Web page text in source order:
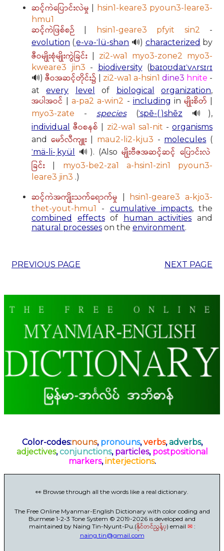
ဆင့်ကဲပြောင်းလဲမှု
hsin1-keare3 pyoun3-leare3-
hmu1
ဆင့်ကဲဖြစ်စဉ် hsin1-geare3 pfyit sin2 -
evolution (ˌe-və-ˈlü-shən 🔊) characterized by
ဇီဝမျိုးစုံမျိုးကွဲခြင်း
zi2-wa1 myo3-zone2 myo3-
kweare3 jin3 - biodiversity(baɪoʊdaɪˈvʌrsɪɾɪ
🔊) ဇီဝအဆင့်တိုင်း၌ zi2-wa1 a-hsin1 dine3 hnite -
atevery level of biological organization,
အပါအဝင် |a-pa2 a-win2 - including in မျိုးစိတ်
myo3-zate - species(ˈspē-(ˌ)shēz 🔊),
individual
ဇီဝစနစ် zi2-wa1 sa1-nit -organisms
and မော်လီကျူး| mau2-li2-kju3 - molecules (
ˈmä-li-ˌkyül
🔊). (Alsoမျိုးဗီဇအဆင့်ဆင့် ပြောင်းလဲ
ခြင်း
myo3-be2-za1 a-hsin1-zin1 pyoun3-
leare3 jin3 .)
ဆင့်ကဲအကျိုးသက်ရောက်မှု
hsin1-geare3 a-kjo3-
thet-yout-hmu1
- cumulative impacts, the
combined
effectsof human activities and
natural processes on the environment.
PREVIOUS PAGE NEXT PAGE
Color-codes:nouns, pronouns,verbs,adverbs,
adjectives,conjunctions, particles, postpositional
markers,interjections.
👀 Browse through all the words like a real dictionary.
The Free Online Myanmar-English Dictionary with color coding and
Burmese 1-2-3 Tone System © 2019-2026 is developed and
maintained by Naing Tin-Nyunt-Pu.(နိုင်တင်ညွန့်ပု) email ✉:
naing.tin@gmail.com